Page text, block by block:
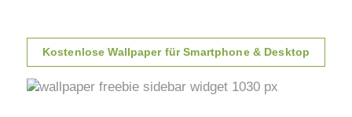
Kostenlose Wallpaper für Smartphone & Desktop